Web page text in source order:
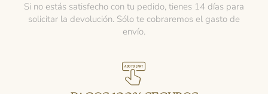
Si no estás satisfecho con tu pedido, tienes 14 días para
solicitar la devolución. Sólo te cobraremos el gasto de
envío.